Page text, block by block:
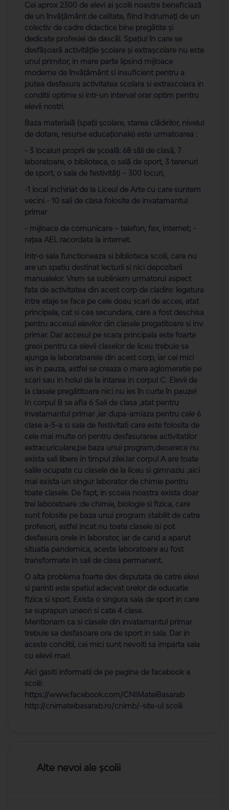
Cei aprox 2300 de elevi ai școlii noastre beneficiază
de un învăţământ de calitate, fiind îndrumaţi de un
colectiv de cadre didactice bine pregătite şi
dedicate profesiei de dascăl. Spaţiul în care se
desfăşoară activităţile şcolare şi extraşcolare nu este
unul primitor, in mare parte lipsind mijloace
moderne de învăţământ si insuficient pentru a
putea desfasura activitatea scolara si extrascolara in
conditii optime si intr-un interval orar optim pentru
elevii nostri.
Baza materială (spaţii şcolare, starea clădirilor, nivelul
de dotare, resurse educaţionale) este urmatoarea :
- 3 localuri proprii de şcoală: 68 săli de clasă, 7
laboratoare, o biblioteca, o sală de sport, 3 terenuri
de sport, o sala de festivităţi – 300 locuri,
-1 local inchiriat de la Liceul de Arte cu care suntem
vecini - 10 sali de clasa folosite de invatamantul
primar
- mijloace de comunicare – telefon, fax, internet; -
reţea AEL racordata la internet.
Intr-o sala functioneaza si biblioteca scolii, care nu
are un spatiu destinat lecturii si nici depozitarii
manualelor. Vrem sa subliniem urmatorul aspect
fata de activitatea din acest corp de cladire: legatura
intre etaje se face pe cele doau scari de acces, atat
principala, cat si cea secundara, care a fost deschisa
pentru accesul elevilor din clasele pregatitoare si inv.
primar. Dar accesul pe scara principala este foarte
greoi pentru ca elevii claselor de liceu trebuie sa
ajunga la laboratoarele din acest corp, iar cei mici
ies in pauza, astfel se creaza o mare aglomeratie pe
scari sau in holul de la intarea in corpul C. Elevii de
la clasele pregătitoare nici nu ies în curte în pauze!
In corpul B se afla 6 Sali de clasa ,atat pentru
invatamantul primar ,iar dupa-amiaza pentru cele 6
clase a-5-a si sala de festivitati care este folosita de
cele mai multe ori pentru desfasurarea activitatilor
extracuriculare,pe baza unui program,deoarece nu
exista sali libere in timpul zilei.Iar corpul A are toate
salile ocupate cu clasele de la liceu si gimnaziu ;aici
mai exista un singur laborator de chimie pentru
toate clasele. De fapt, in scoala noastra exista doar
trei laboratoare :de chimie, biologie si fizica, care
sunt folosite pe baza unui program stabilit de catre
profesori, astfel incat nu toate clasele isi pot
desfasura orele in laborator, iar de cand a aparut
situatia pandemica, aceste laboratoare au fost
transformate in sali de clasa permanent.
O alta problema foarte des disputata de catre elevi
si parinti este spatiul adecvat orelor de educatie
fizica si sport. Exista o singura sala de sport in care
se suprapun uneori si cate 4 clase.
Mentionam ca si clasele din invatamantul primar
trebuie sa desfasoare ora de sport in sala. Dar in
aceste conditii, cei mici sunt nevoiti sa imparta sala
cu elevii mari.
Aici gasiti informatii de pe pagina de facebook a
scolii:
https://www.facebook.com/CNIMateiBasarab
http://cnimateibasarab.ro/cnimb/-site-ul scolii
Alte nevoi ale școlii